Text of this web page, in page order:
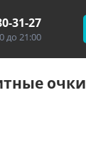
31-27
до 21:00
очки